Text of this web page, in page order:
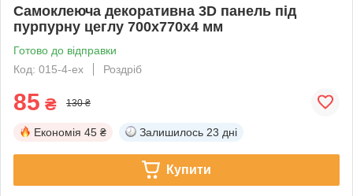
Самоклеюча декоративна 3D панель під
пурпурну цеглу 700x770x4 мм
Готово до відправки
Код: 015-4-ex
Роздріб
85 ₴ 130 ₴
Економія 45 ₴ Залишилось 23 дні
Купити